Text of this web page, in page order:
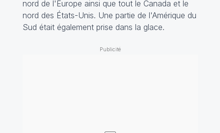
nord de l'Europe ainsi que tout le Canada et le
nord des États-Unis. Une partie de l'Amérique du
Sud était également prise dans la glace.